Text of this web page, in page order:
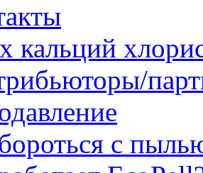
кальций
с